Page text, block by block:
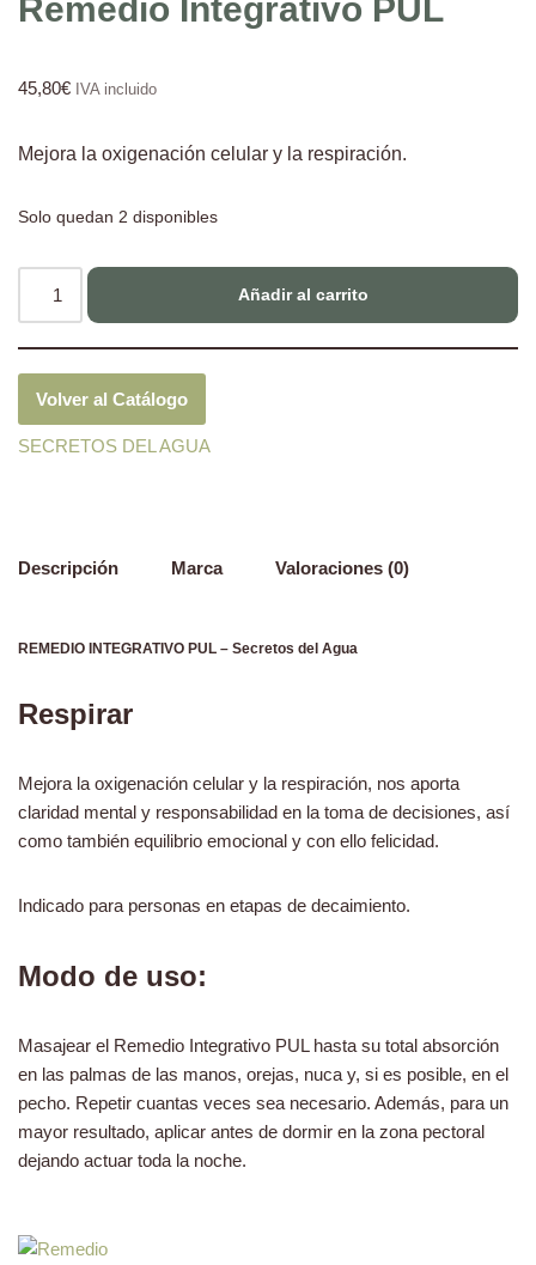
Remedio Integrativo PUL
45,80€ IVA incluido
Mejora la oxigenación celular y la respiración.
Solo quedan 2 disponibles
Añadir al carrito
Volver al Catálogo
SECRETOS DEL AGUA
Descripción Marca Valoraciones (0)
REMEDIO INTEGRATIVO PUL – Secretos del Agua
Respirar
Mejora la oxigenación celular y la respiración, nos aporta
claridad mental y responsabilidad en la toma de decisiones, así
como también equilibrio emocional y con ello felicidad.
Indicado para personas en etapas de decaimiento.
Modo de uso:
Masajear el Remedio Integrativo PUL hasta su total absorción
en las palmas de las manos, orejas, nuca y, si es posible, en el
pecho. Repetir cuantas veces sea necesario. Además, para un
mayor resultado, aplicar antes de dormir en la zona pectoral
dejando actuar toda la noche.